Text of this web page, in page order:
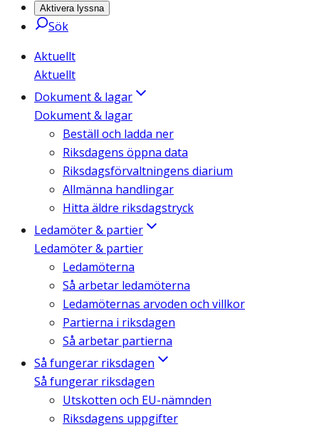
Aktivera lyssna
Sök
Aktuellt
Aktuellt
Dokument & lagar
Dokument & lagar
Beställ och ladda ner
Riksdagens öppna data
Riksdagsförvaltningens diarium
Allmänna handlingar
Hitta äldre riksdagstryck
Ledamöter & partier
Ledamöter & partier
Ledamöterna
Så arbetar ledamöterna
Ledamöternas arvoden och villkor
Partierna i riksdagen
Så arbetar partierna
Så fungerar riksdagen
Så fungerar riksdagen
Utskotten och EU-nämnden
Riksdagens uppgifter